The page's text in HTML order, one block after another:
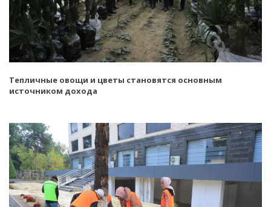
Тепличные овощи и цветы становятся основным
источником дохода